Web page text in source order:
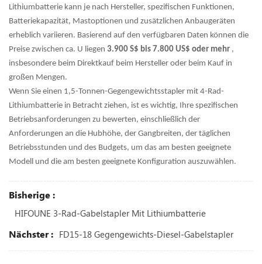
Lithiumbatterie kann je nach Hersteller, spezifischen Funktionen,
Batteriekapazität, Mastoptionen und zusätzlichen Anbaugeräten
erheblich variieren. Basierend auf den verfügbaren Daten können die
Preise zwischen ca. U liegen 3.900 S$ bis 7.800 US$ oder mehr ,
insbesondere beim Direktkauf beim Hersteller oder beim Kauf in
großen Mengen.
Wenn Sie einen 1,5-Tonnen-Gegengewichtsstapler mit 4-Rad-
Lithiumbatterie in Betracht ziehen, ist es wichtig, Ihre spezifischen
Betriebsanforderungen zu bewerten, einschließlich der
Anforderungen an die Hubhöhe, der Gangbreiten, der täglichen
Betriebsstunden und des Budgets, um das am besten geeignete
Modell und die am besten geeignete Konfiguration auszuwählen.
Bisherige :
HIFOUNE 3-Rad-Gabelstapler Mit Lithiumbatterie
Nächster : FD15-18 Gegengewichts-Diesel-Gabelstapler